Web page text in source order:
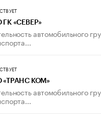
«СЕВЕР»
автомобильного
КОМ»
автомобильного